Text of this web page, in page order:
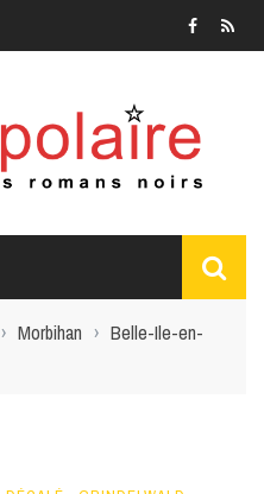
› Morbihan › Belle-Ile-en-